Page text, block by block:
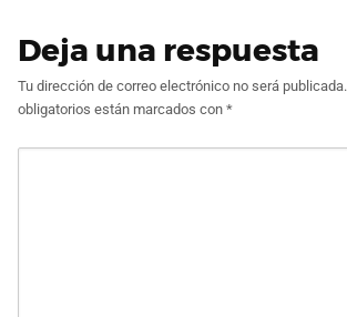
Deja una respuesta
Tu dirección de correo electrónico no será publicada.
obligatorios están marcados con *